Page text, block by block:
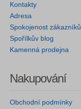
Kontakty
Adresa
Spokojenost zákazníků
Spořílkův blog
Kamenná prodejna
Nakupování
Obchodní podmínky